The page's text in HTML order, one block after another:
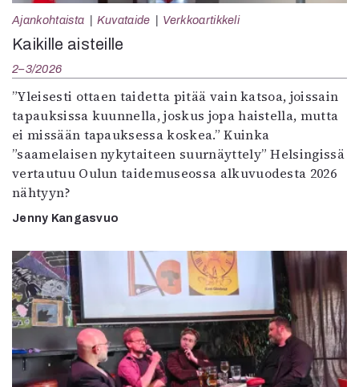
Ajankohtaista Kuvataide Verkkoartikkeli
Kaikille aisteille
2–3/2026
”Yleisesti ottaen taidetta pitää vain katsoa, joissain
tapauksissa kuunnella, joskus jopa haistella, mutta
ei missään tapauksessa koskea.” Kuinka
”saamelaisen nykytaiteen suurnäyttely” Helsingissä
vertautuu Oulun taidemuseossa alkuvuodesta 2026
nähtyyn?
Jenny Kangasvuo